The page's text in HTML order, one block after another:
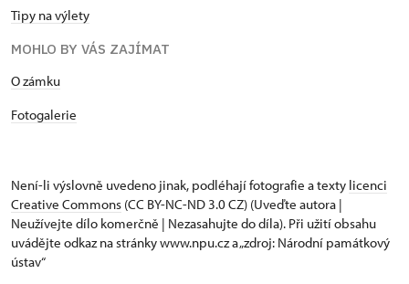
Tipy na výlety
MOHLO BY VÁS ZAJÍMAT
O zámku
Fotogalerie
Není-li výslovně uvedeno jinak, podléhají fotografie a texty licenci
Creative Commons (CC BY-NC-ND 3.0 CZ) (Uveďte autora |
Neužívejte dílo komerčně | Nezasahujte do díla). Při užití obsahu
uvádějte odkaz na stránky www.npu.cz a „zdroj: Národní památkový
ústav“